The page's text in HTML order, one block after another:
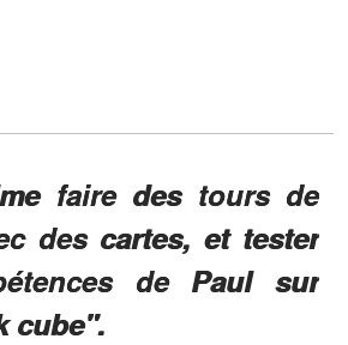
faire des tours de
des cartes, et tester
de Paul sur
cube".